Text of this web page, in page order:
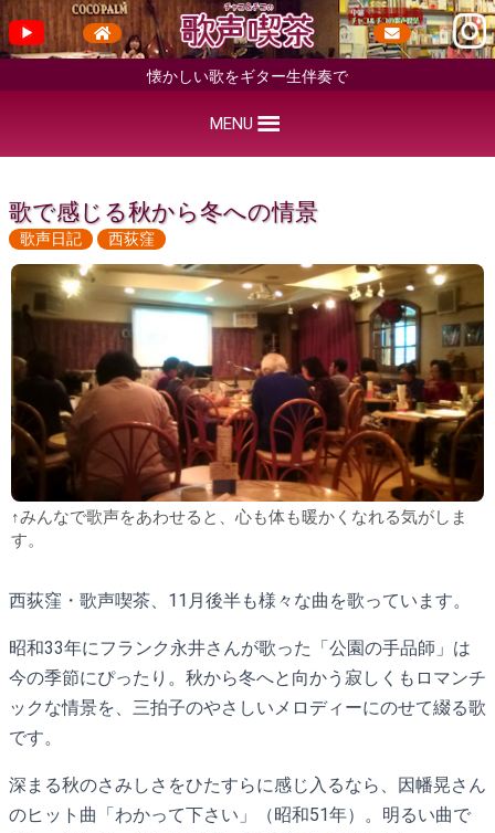
懐かしい歌をギター生伴奏で
MENU
歌で感じる秋から冬への情景
歌声日記 西荻窪
↑みんなで歌声をあわせると、心も体も暖かくなれる気がしま
す。
西荻窪・歌声喫茶、11月後半も様々な曲を歌っています。
昭和33年にフランク永井さんが歌った「公園の手品師」は
今の季節にぴったり。秋から冬へと向かう寂しくもロマンチ
ックな情景を、三拍子のやさしいメロディーにのせて綴る歌
です。
深まる秋のさみしさをひたすらに感じ入るなら、因幡晃さん
のヒット曲「わかって下さい」（昭和51年）。明るい曲で